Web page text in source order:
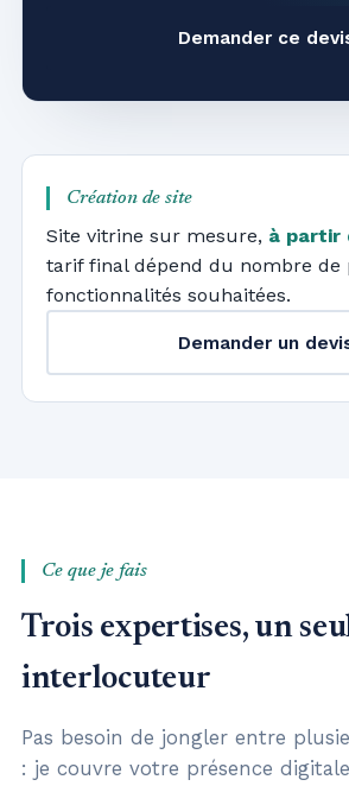
Demander ce
Création de site
Site vitrine sur mesure, à partir
tarif final dépend du nombre de
fonctionnalités souhaitées.
Demander un
Ce que je fais
Trois expertises, un
interlocuteur
Pas besoin de jongler entre
: je couvre votre présence